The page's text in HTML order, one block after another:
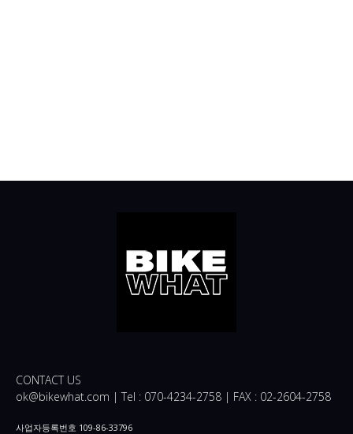
CONTACT US
ok@bikewhat.com | Tel : 070-4234-2758 | FAX : 02-2604-2758
사업자등록번호 109-86-33796